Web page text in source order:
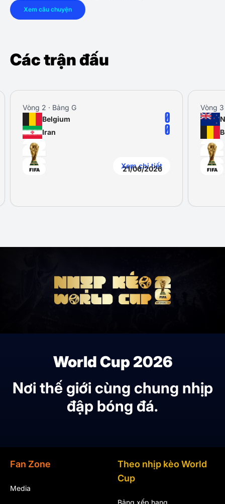
Xem câu chuyện
Các trận đấu
2 · Bảng G
21/06/2026
Iran
Xem chi tiết
Vòng 3 · Bảng G
New
World Cup 2026
Nơi thế giới cùng chung nhịp
đập bóng đá.
Fan Zone
Media
Theo nhịp kèo World
Cup